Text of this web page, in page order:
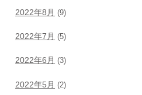
2022年8月 (9)
2022年7月 (5)
2022年6月 (3)
2022年5月 (2)